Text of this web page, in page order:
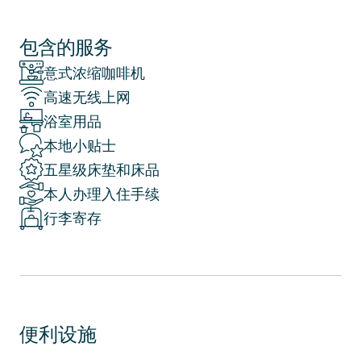
凸显了巴黎十五区的迷人魅力，营造出温馨雅
致的氛围。
包含的服务
意式浓缩咖啡机
高速无线上网
浴室用品
本地小贴士
五星级床垫和床品
本人办理入住手续
行李寄存
便利设施